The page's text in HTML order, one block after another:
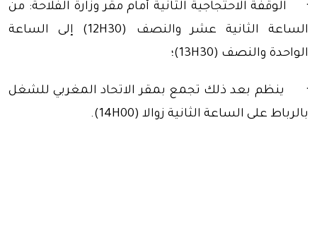
· الوقفة الاحتجاجية الثانية أمام مقر وزارة الفلاحة: من
الساعة الثانية عشر والنصف (12H30) إلى الساعة
الواحدة والنصف (13H30)؛
· ينظم بعد ذلك تجمع بمقر الاتحاد المغربي للشغل
بالرباط على الساعة الثانية زوالا (14H00).